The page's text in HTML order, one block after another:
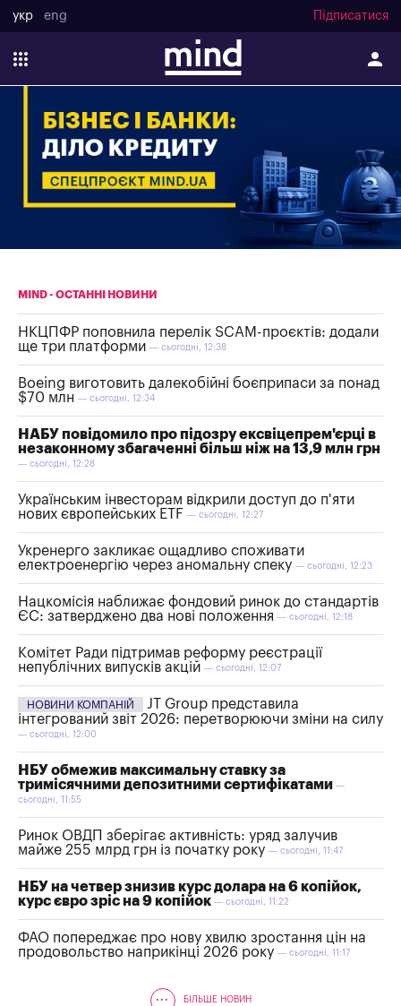
укр eng Підписатися
MIND - ОСТАННІ НОВИНИ
НКЦПФР поповнила перелік SCAM-проєктів: додали
ще три платформи — сьогодні, 12:38
Boeing виготовить далекобійні боєприпаси за понад
$70 млн — сьогодні, 12:34
НАБУ повідомило про підозру ексвіцепрем'єрці в
незаконному збагаченні більш ніж на 13,9 млн грн
— сьогодні, 12:28
Українським інвесторам відкрили доступ до п'яти
нових європейських ETF — сьогодні, 12:27
Укренерго закликає ощадливо споживати
електроенергію через аномальну спеку — сьогодні, 12:23
Нацкомісія наближає фондовий ринок до стандартів
ЄС: затверджено два нові положення — сьогодні, 12:18
Комітет Ради підтримав реформу реєстрації
непублічних випусків акцій — сьогодні, 12:07
НОВИНИ КОМПАНІЙ
JT Group представила
інтегрований звіт 2026: перетворюючи зміни на силу
— сьогодні, 12:00
НБУ обмежив максимальну ставку за
тримісячними депозитними сертифікатами —
сьогодні, 11:55
Ринок ОВДП зберігає активність: уряд залучив
майже 255 млрд грн із початку року — сьогодні, 11:47
НБУ на четвер знизив курс долара на 6 копійок,
курс євро зріс на 9 копійок — сьогодні, 11:22
ФАО попереджає про нову хвилю зростання цін на
продовольство наприкінці 2026 року — сьогодні, 11:17
... БІЛЬШЕ НОВИН